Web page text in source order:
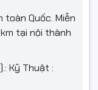
toàn Quốc. Miễn
tại nội thành
Kỹ Thuật :
120ipm (Duplex)
120ipm (Duplex)